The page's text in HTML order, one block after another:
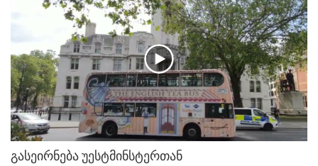
გასეირნება უესტმინსტერთან